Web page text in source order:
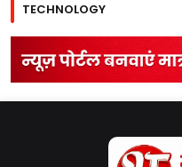
TECHNOLOGY